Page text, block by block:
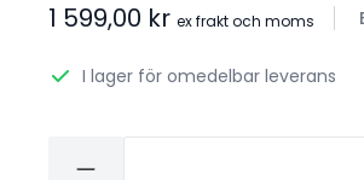
1 599,00 kr ex frakt och moms
I lager för omedelbar leverans